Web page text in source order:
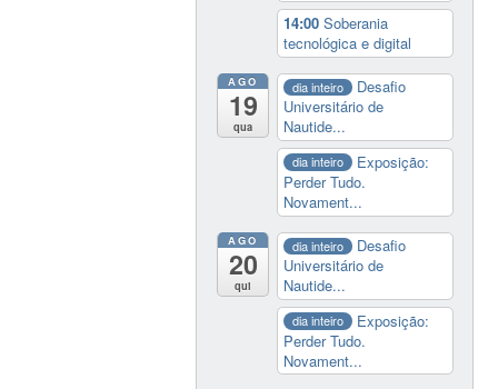
14:00Soberania
tecnológica e digital
AGO
19
qua
dia inteiro
Desafio
Universitário de
Nautide...
dia inteiro
Exposição:
Perder Tudo.
Novament...
AGO
20
qui
dia inteiro
Desafio
Universitário de
Nautide...
dia inteiro
Exposição:
Perder Tudo.
Novament...